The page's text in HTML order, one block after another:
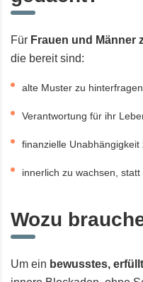
Für Frauen und Männer
die bereit sind:
alte Muster zu hinterfragen
Verantwortung für ihr
finanzielle Unabhängigkeit
innerlich zu wachsen,
Wozu
Um ein bewusstes,